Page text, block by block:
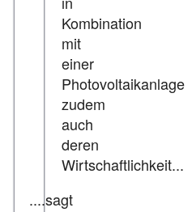
Kombination
mit
einer
Photovoltaikanlage
zudem
auch
deren
Wirtschaftlichkeit...
....sagt